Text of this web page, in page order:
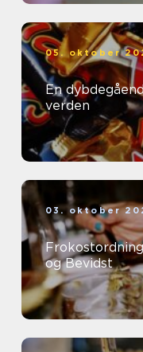
05. oktober
En
verden
03. oktober
og Bevidst